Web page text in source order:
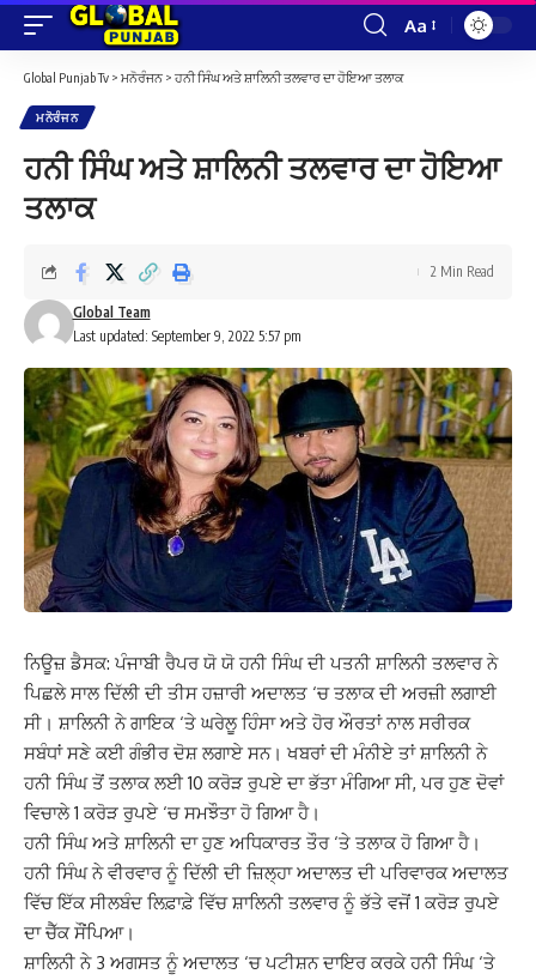
Font
Aa
Global Punjab Tv > ਮਨੋਰੰਜਨ > ਹਨੀ ਸਿੰਘ ਅਤੇ ਸ਼ਾਲਿਨੀ ਤਲਵਾਰ ਦਾ ਹੋਇਆ ਤਲਾਕ
ਮਨੋਰੰਜਨ
ਹਨੀ ਸਿੰਘ ਅਤੇ ਸ਼ਾਲਿਨੀ ਤਲਵਾਰ ਦਾ ਹੋਇਆ
ਤਲਾਕ
Last updated: September 9, 2022 5:57 pm
Global Team
2 Min Read
ਨਿਊਜ਼ ਡੈਸਕ: ਪੰਜਾਬੀ ਰੈਪਰ ਯੋ ਯੋ ਹਨੀ ਸਿੰਘ ਦੀ ਪਤਨੀ ਸ਼ਾਲਿਨੀ ਤਲਵਾਰ ਨੇ
ਪਿਛਲੇ ਸਾਲ ਦਿੱਲੀ ਦੀ ਤੀਸ ਹਜ਼ਾਰੀ ਅਦਾਲਤ ‘ਚ ਤਲਾਕ ਦੀ ਅਰਜ਼ੀ ਲਗਾਈ
ਸੀ। ਸ਼ਾਲਿਨੀ ਨੇ ਗਾਇਕ ‘ਤੇ ਘਰੇਲੂ ਹਿੰਸਾ ਅਤੇ ਹੋਰ ਔਰਤਾਂ ਨਾਲ ਸਰੀਰਕ
ਸਬੰਧਾਂ ਸਣੇ ਕਈ ਗੰਭੀਰ ਦੋਸ਼ ਲਗਾਏ ਸਨ। ਖਬਰਾਂ ਦੀ ਮੰਨੀਏ ਤਾਂ ਸ਼ਾਲਿਨੀ ਨੇ
ਹਨੀ ਸਿੰਘ ਤੋਂ ਤਲਾਕ ਲਈ 10 ਕਰੋੜ ਰੁਪਏ ਦਾ ਭੱਤਾ ਮੰਗਿਆ ਸੀ, ਪਰ ਹੁਣ ਦੋਵਾਂ
ਵਿਚਾਲੇ 1 ਕਰੋੜ ਰੁਪਏ ‘ਚ ਸਮਝੌਤਾ ਹੋ ਗਿਆ ਹੈ।
ਹਨੀ ਸਿੰਘ ਅਤੇ ਸ਼ਾਲਿਨੀ ਦਾ ਹੁਣ ਅਧਿਕਾਰਤ ਤੌਰ ‘ਤੇ ਤਲਾਕ ਹੋ ਗਿਆ ਹੈ।
ਹਨੀ ਸਿੰਘ ਨੇ ਵੀਰਵਾਰ ਨੂੰ ਦਿੱਲੀ ਦੀ ਜ਼ਿਲ੍ਹਾ ਅਦਾਲਤ ਦੀ ਪਰਿਵਾਰਕ ਅਦਾਲਤ
ਵਿੱਚ ਇੱਕ ਸੀਲਬੰਦ ਲਿਫ਼ਾਫ਼ੇ ਵਿੱਚ ਸ਼ਾਲਿਨੀ ਤਲਵਾਰ ਨੂੰ ਭੱਤੇ ਵਜੋਂ 1 ਕਰੋੜ ਰੁਪਏ
ਦਾ ਚੈੱਕ ਸੌਂਪਿਆ।
ਸ਼ਾਲਿਨੀ ਨੇ 3 ਅਗਸਤ ਨੂੰ ਅਦਾਲਤ ‘ਚ ਪਟੀਸ਼ਨ ਦਾਇਰ ਕਰਕੇ ਹਨੀ ਸਿੰਘ ‘ਤੇ